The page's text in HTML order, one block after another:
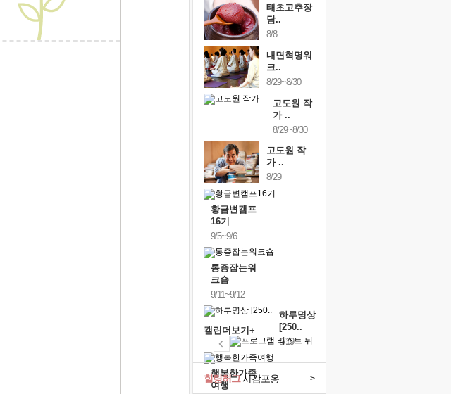
태초고추장
담..
8/8
내면혁명워
크..
8/29~8/30
고도원 작
가 ..
8/29~8/30
고도원 작
가 ..
8/29
황금변캠프
16기
9/5~9/6
통증잡는워
크숍
9/11~9/12
하루명상
[250..
9/19
행복한가족
여행
캘린더보기+
힐링허그사감포옹 >